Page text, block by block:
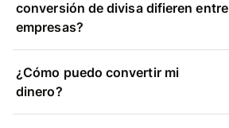
conversión de divisa difieren entre
empresas?
¿Cómo puedo convertir mi
dinero?